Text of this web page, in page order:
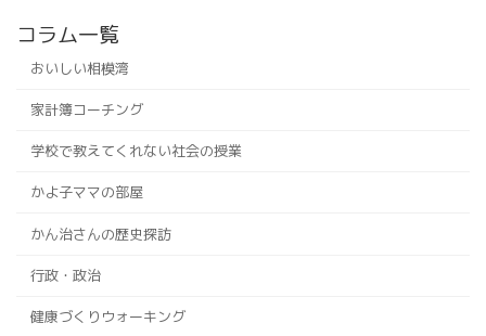
コラム一覧
おいしい相模湾
家計簿コーチング
学校で教えてくれない社会の授業
かよ子ママの部屋
かん治さんの歴史探訪
行政・政治
健康づくりウォーキング